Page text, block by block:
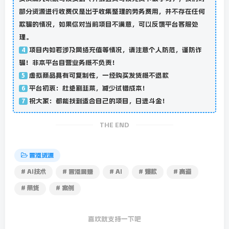
部分资源进行收费仅是出于收集整理的劳务费用，并不存在任何
欺骗的情况，如果你对当前项目不满意，可以反馈平台客服处
理。
4 项目内如若涉及网络充值等情况，请注意个人防范，谨防诈
骗！非本平台自营业务概不负责！
5 虚拟商品具有可复制性，一经购买发货概不退款
6 平台初衷：杜绝割韭菜，减少试错成本！
7 祝大家：都能找到适合自己的项目，日进斗金！
THE END
冒泡资源
# AI技术 # 冒泡网赚 # AI # 爆款 # 赛道
# 带货 # 案例
喜欢就支持一下吧